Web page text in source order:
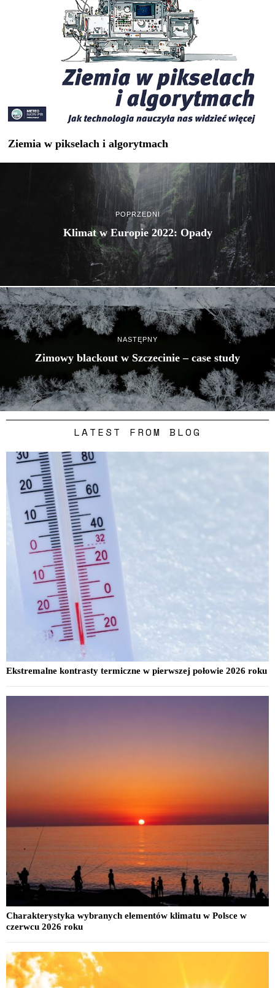
Ziemia w pikselach i algorytmach
POPRZEDNI
Klimat w Europie 2022: Opady
NASTĘPNY
Zimowy blackout w Szczecinie – case study
LATEST FROM BLOG
Ekstremalne kontrasty termiczne w pierwszej połowie 2026 roku
Charakterystyka wybranych elementów klimatu w Polsce w
czerwcu 2026 roku